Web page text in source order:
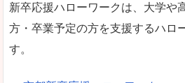
新卒応援ハローワークは、大学や
方・卒業予定の方を支援するハロ
す。